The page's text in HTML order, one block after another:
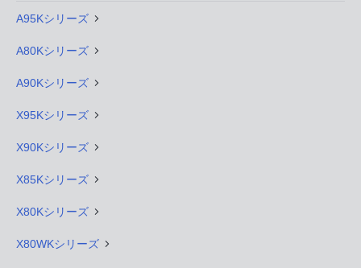
A95Kシリーズ
A80Kシリーズ
A90Kシリーズ
X95Kシリーズ
X90Kシリーズ
X85Kシリーズ
X80Kシリーズ
X80WKシリーズ